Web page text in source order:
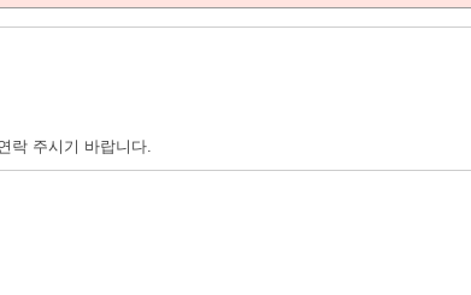
락 주시기 바랍니다.